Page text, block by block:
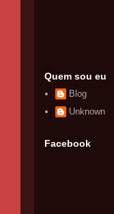
Quem sou eu
Blog
Unknown
Facebook